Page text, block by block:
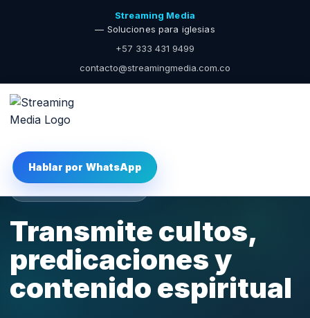
Streaming Media
— Soluciones para iglesias
+57 333 431 9499
contacto@streamingmedia.com.co
Hablar por WhatsApp
Transmite cultos,
predicaciones y
contenido espiritual